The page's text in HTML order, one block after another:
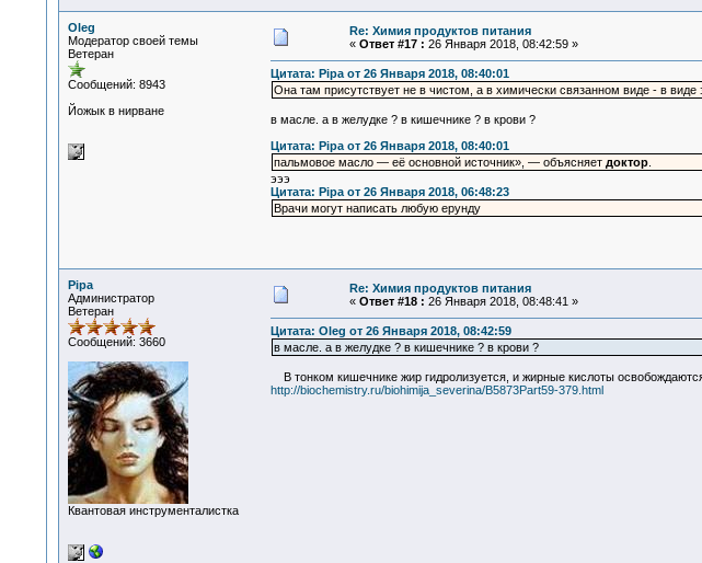
Oleg
Модератор своей темы
Ветеран
Сообщений: 8943
Йожык в нирване
Re: Химия продуктов питания
« Ответ #17 : 26 Января 2018, 08:42:59 »
Цитата: Pipa от 26 Января 2018, 08:40:01
Она там присутствует не в чистом, а в химически связанном виде - в виде
в масле. а в желудке ? в кишечнике ? в крови ?
Цитата: Pipa от 26 Января 2018, 08:40:01
пальмовое масло — её основной источник», — объясняет доктор.
эээ
Цитата: Pipa от 26 Января 2018, 06:48:23
Врачи могут написать любую ерунду
Pipa
Администратор
Ветеран
Сообщений: 3660
Квантовая инструменталистка
Re: Химия продуктов питания
« Ответ #18 : 26 Января 2018, 08:48:41 »
Цитата: Oleg от 26 Января 2018, 08:42:59
в масле. а в желудке ? в кишечнике ? в крови ?
В тонком кишечнике жир гидролизуется, и жирные кислоты
http://biochemistry.ru/biohimija_severina/B5873Part59-379.html